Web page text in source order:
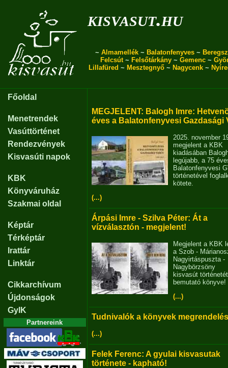
kisvasut.hu
~ Almamellék ~ Balatonfenyves ~
Felcsút~ Felsőtárkány ~ Gemenc ~
Lillafüred ~ Mesztegnyő ~ Nagycenk ~
Főoldal
Menetrendek
Vasúttörténet
Rendezvények
Kisvasúti napok
KBK
Könyváruház
Szakmai oldal
Képtár
Térképtár
Irattár
Linktár
Cikkarchívum
Újdonságok
GyIK
Partnereink
MEGJELENT: Balogh Imre:
éves a Balatonfenyvesi Gazdasági
2025. november
megjelent a KBK
kiadásában
legújabb, a 75
Balatonfenyvesi
történetével
kötete.
(...)
Árpási Imre - Szilva Péter: Át a
vízválasztón - megjelent!
Megjelent a KBK
a Szob -
Nagyirtáspuszta -
Nagybörzsöny
kisvasút történetét
bemutató könyve!
(...)
Tudnivalók a könyvek
(...)
Felek Ferenc: A gyulai kisvasutak
története - kapható!